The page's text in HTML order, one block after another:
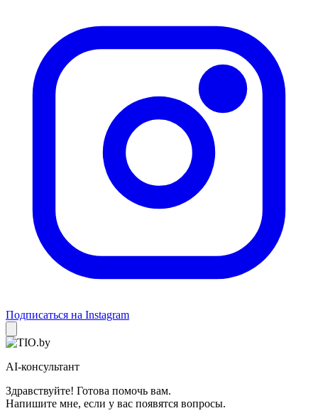
Подписаться на Instagram
AI-консультант
Здравствуйте! Готова помочь вам.
Напишите мне, если у вас появятся вопросы.